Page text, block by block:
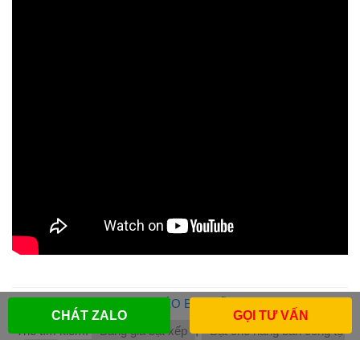
BẠT KÉO BẠT XẾP
Thẻ tìm kiếm: Bảng giá bạt xếp , Bạt che nắng ban công tự
CHÁT ZALO GỌI TƯ VẤN